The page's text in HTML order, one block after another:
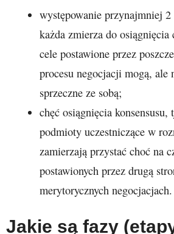
występowanie przynajmniej
każda zmierza do osiągnięcia
cele postawione przez
procesu negocjacji mogą, ale
sprzeczne ze sobą;
chęć osiągnięcia konsensusu,
podmioty uczestniczące w
zamierzają przystać choć na
postawionych przez drugą
merytorycznych negocjacjach.
Jakie są fazy